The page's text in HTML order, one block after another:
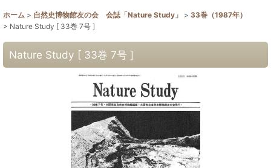
ホーム > 自然史博物館友の会 会誌「Nature Study」 > 33巻（1987年）
> Nature Study [ 33巻 7号 ]
Nature Study [ 33巻 7号 ]